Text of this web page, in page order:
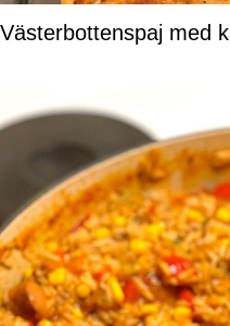
Västerbottenspaj med